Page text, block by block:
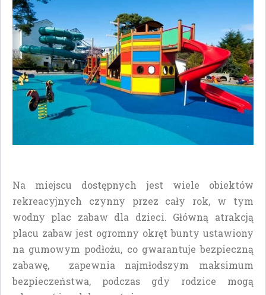
Na miejscu dostępnych jest wiele obiektów
rekreacyjnych czynny przez cały rok, w tym
wodny plac zabaw dla dzieci. Główną atrakcją
placu zabaw jest ogromny okręt bunty ustawiony
na gumowym podłożu, co gwarantuje bezpieczną
zabawę, zapewnia najmłodszym maksimum
bezpieczeństwa, podczas gdy rodzice mogą